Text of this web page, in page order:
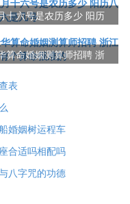
十六号是农历多少 阳历
算命婚姻测算师招聘 浙
表
婚姻树运程车
合适吗相配吗
八字咒的功德